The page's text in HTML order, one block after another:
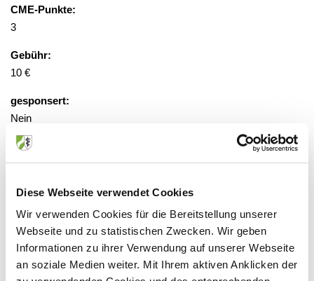
Diese Webseite verwendet Cookies
Wir verwenden Cookies für die Bereitstellung unserer
Webseite und zu statistischen Zwecken. Wir geben
Informationen zu ihrer Verwendung auf unserer Webseite
an soziale Medien weiter. Mit Ihrem aktiven Anklicken der
CME-Punkte:
3
Gebühr:
10 €
gesponsert:
Nein
Burgunderstr. 31, 40549 Düsseldorf